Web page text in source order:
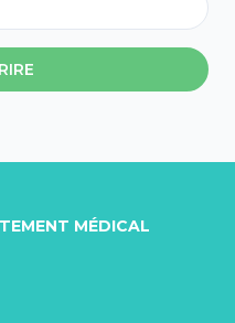
MÉDICAL